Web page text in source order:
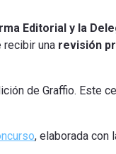
Editorial y la
recibir una revisión
de Graffio. Este
, elaborada con